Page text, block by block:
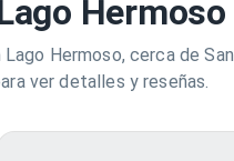
Hermoso
Hermoso, cerca de
ver detalles y reseñas.